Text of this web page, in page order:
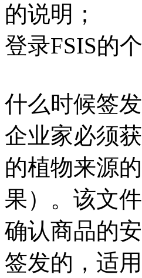
的说明；
登录FSIS的
什么时候签
企业家必须
的植物来源
果）。该文
确认商品的
签发的，适